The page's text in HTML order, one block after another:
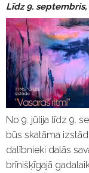
Līdz 9.
No 9. jūlija līdz 9.
būs skatāma
dalībnieki dalās
brīnišķīgajā